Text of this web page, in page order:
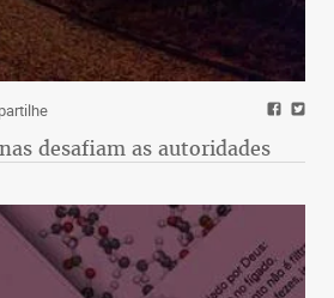
desafiam as autoridades